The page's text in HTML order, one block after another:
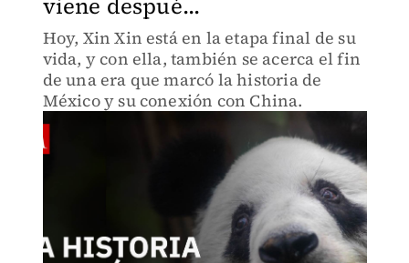
Hoy, Xin Xin está en la etapa final de su
vida, y con ella, también se acerca el fin
de una era que marcó la historia de
México y su conexión con China.